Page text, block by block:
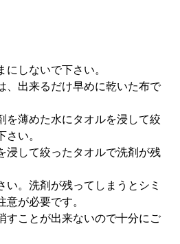
しないで下さい。
、出来るだけ早めに乾いた布で
を薄めた水にタオルを浸して絞
さい。
浸して絞ったタオルで洗剤が残
い。洗剤が残ってしまうとシミ
意が必要です。
すことが出来ないので十分にご